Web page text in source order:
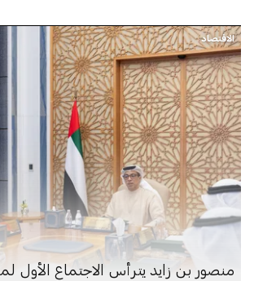
الاقتصاد
منصور بن زايد يترأس الاجتماع الأول